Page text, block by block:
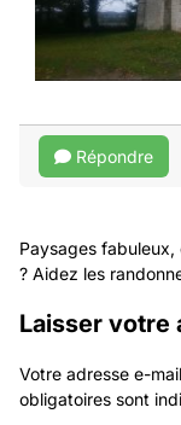
Répondre
Paysages
? Aidez les
Laisser votre
Votre adresse e-
obligatoires sont